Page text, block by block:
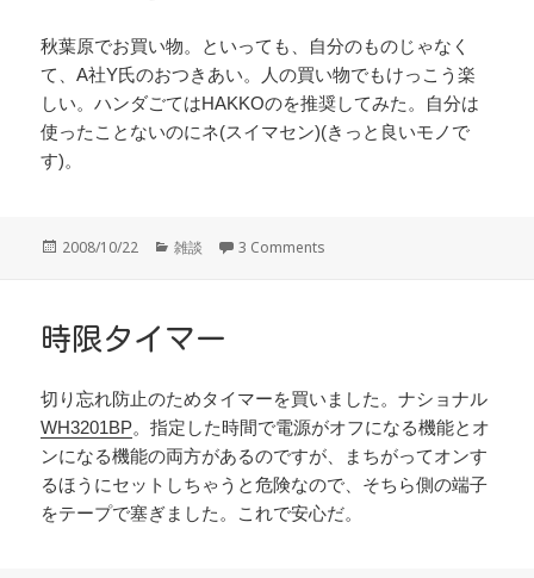
秋葉原でお買い物。といっても、自分のものじゃなく
て、A社Y氏のおつきあい。人の買い物でもけっこう楽
しい。ハンダごてはHAKKOのを推奨してみた。自分は
使ったことないのにネ(スイマセン)(きっと良いモノで
す)。
投
2008/10/22
カ
ー
雑談 3 Comments
時限タイマー
切り忘れ防止のためタイマーを買いました。ナショナル
WH3201BP。指定した時間で電源がオフになる機能とオ
ンになる機能の両方があるのですが、まちがってオンす
るほうにセットしちゃうと危険なので、そちら側の端子
をテープで塞ぎました。これで安心だ。